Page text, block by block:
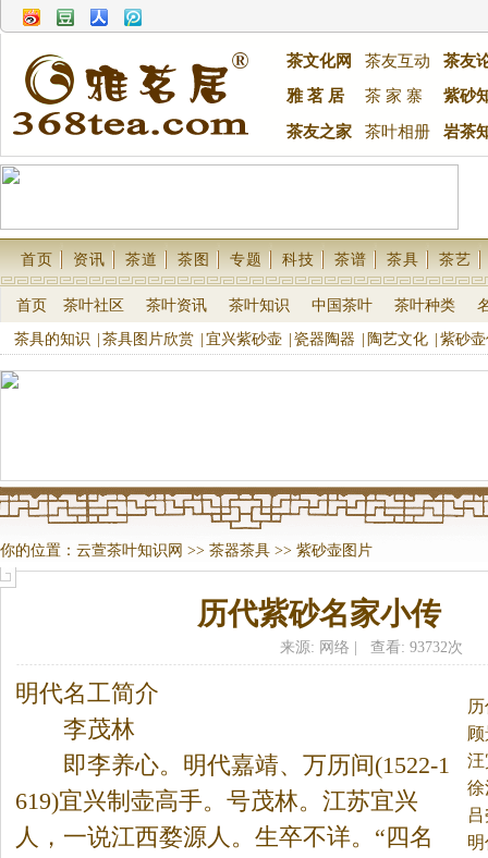
茶文化网 茶友互动
茶友
雅 茗 居
茶 家 寨 紫砂
茶友之家 茶叶相册 岩茶
首页 资讯 茶道 茶图 专题 科技 茶谱 茶具 茶艺
首页 茶叶社区 茶叶资讯 茶叶知识 中国茶叶 茶叶种类
茶具的知识 茶具图片欣赏 宜兴紫砂壶 瓷器陶器 陶艺文化 紫砂
你的位置： 云萱茶叶知识网 >> 茶器茶具 >> 紫砂壶图片
历代紫砂名家小传
来源: 网络 | 查看: 93732次
明代名工简介
李茂林
即李养心。 明代嘉靖、万历间(1522-1
619)宜兴制壶高手。号茂林。江苏宜兴
人，一说江西婺源人。生卒不详。“四名